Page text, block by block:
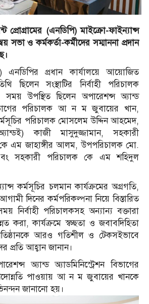
প্রোগ্রামের (এনডিপি) মাইক্রো-ফাইন্যান্স
সভা ও কর্মকর্তা-কর্মীদের সম্মাননা প্রদান
প্রধান কার্যালয়ে আয়োজিত
ছিলেন সংস্থাটির নির্বাহী পরিচালক
উপস্থিত ছিলেন অপারেশন্স অ্যান্ড
পরিচালক আ ন ম জুবায়ের খান,
পরিচালক মোসলেম উদ্দিন আহমেদ,
কাজী মাসুদুজ্জামান, সহকারী
কে এম জাহাঙ্গীর আলম, উপপরিচালক মো.
সহকারী পরিচালক কে এম শহিদুল
কর্মসূচির চলমান কার্যক্রমের অগ্রগতি,
দিনের কর্মপরিকল্পনা নিয়ে বিস্তারিত
পরিচালকসহ অন্যান্য বক্তারা
করা, কার্যক্রমে স্বচ্ছতা ও জবাবদিহিতা
আরও গতিশীল ও টেকসইভাবে
প্রতি আহ্বান জানান।
অ্যান্ড অ্যাডমিনিস্ট্রেশন বিভাগের
পাওয়ায় আ ন ম জুবায়ের খানকে
জানানো হয়।